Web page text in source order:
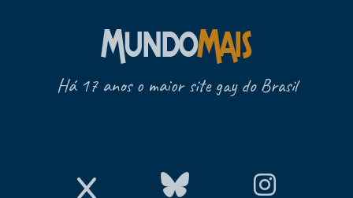
Há 17 anos o maior site gay do Brasil